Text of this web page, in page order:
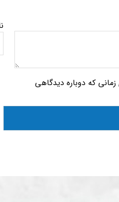
که دوباره دیدگاهی